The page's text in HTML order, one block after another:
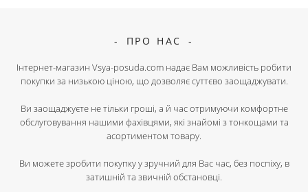
ПРО НАС
Інтернет-магазин Vsya-posuda.com надає Вам можливість робити
покупки за низькою ціною, що дозволяє суттєво заощаджувати.
Ви заощаджуєте не тільки гроші, а й час отримуючи комфортне
обслуговування нашими фахівцями, які знайомі з тонкощами та
асортиментом товару.
Ви можете зробити покупку у зручний для Вас час, без поспіху, в
затишній та звичній обстановці.